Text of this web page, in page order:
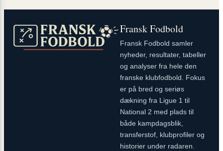
Fransk Fodbold
Fransk Fodbold samler
nyheder, resultater, tabeller
og analyser fra hele den
franske klubfodbold. Fokus
er på bred og seriøs
dækning fra Ligue 1 til
National 2 med plads til
både kampdagsblik,
transferstof, klubprofiler og
historier under radaren.